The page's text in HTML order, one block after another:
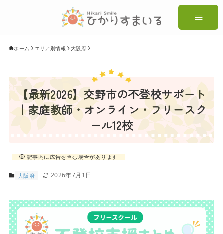
ホーム エリア別情報 大阪府
【最新2026】交野市の不登校サポート
｜家庭教師・オンライン・フリースク
ール12校
記事内に広告を含む場合があります
大阪府 2026年7月1日